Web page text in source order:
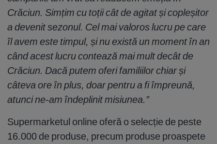
Crăciun. Simțim cu toții cât de agitat și copleșitor
a devenit sezonul. Cel mai valoros lucru pe care
îl avem este timpul, și nu există un moment în an
când acest lucru contează mai mult decât de
Crăciun. Dacă putem oferi familiilor chiar și
câteva ore în plus, doar pentru a fi împreună,
atunci ne-am îndeplinit misiunea.”
Supermarketul online oferă o selecție de peste
16.000 de produse, precum produse proaspete